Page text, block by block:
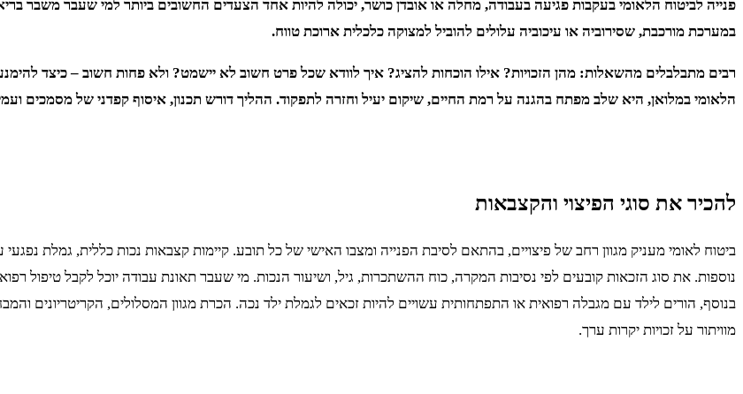
פנייה לביטוח הלאומי בעקבות פגיעה בעבודה, מחלה או אובדן כושר, יכולה להיות אחד הצעדים החשובים ביותר למי שעבר משבר
במערכת מורכבת, שסירוביה או עיכוביה עלולים להוביל למצוקה כלכלית ארוכת טווח.
רבים מתבלבלים מהשאלות: מהן הזכויות? אילו הוכחות להציג? איך לוודא שכל פרט חשוב לא יישמט? ולא פחות חשוב – כיצד
הלאומי במלואן, היא שלב מפתח בהגנה על רמת החיים, שיקום יעיל וחזרה לתפקוד. ההליך דורש תכנון, איסוף קפדני של מסמכים
להכיר את סוגי הפיצוי והקצבאות
ביטוח לאומי מעניק מגוון רחב של פיצויים, בהתאם לסיבת הפנייה ומצבו האישי של כל תובע. קיימות קצבאות נכות כללית, גמלת
נוספות. את סוג הזכאות קובעים לפי נסיבות המקרה, כוח ההשתכרות, גיל, ושיעור הנכות. מי שעבר תאונת עבודה יוכל לקבל טיפול
בנוסף, הורים לילד עם מגבלה רפואית או התפתחותית עשויים להיות זכאים לגמלת ילד נכה. הכרת מגוון המסלולים, הקריטריונים
מוויתור על זכויות יקרות ערך.